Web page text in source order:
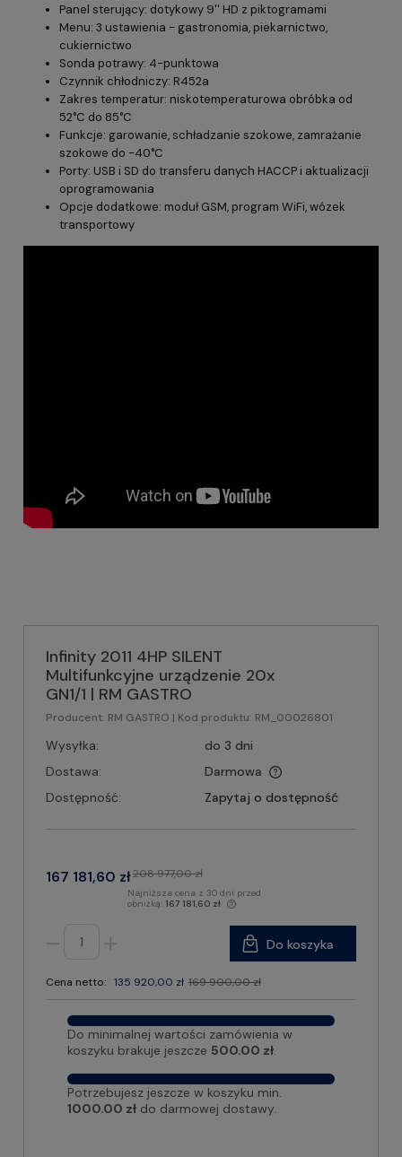
Panel sterujący: dotykowy 9'' HD z piktogramami
Menu: 3 ustawienia - gastronomia, piekarnictwo,
cukiernictwo
Sonda potrawy: 4-punktowa
Czynnik chłodniczy: R452a
Zakres temperatur: niskotemperaturowa obróbka od
52°C do 85°C
Funkcje: garowanie, schładzanie szokowe, zamrażanie
szokowe do -40°C
Porty: USB i SD do transferu danych HACCP i aktualizacji
oprogramowania
Opcje dodatkowe: moduł GSM, program WiFi, wózek
transportowy
Infinity 2011 4HP SILENT
Multifunkcyjne urządzenie 20x
GN1/1 | RM GASTRO
Producent: RM GASTRO | Kod produktu: RM_00026801
Wysyłka:
do 3 dni
Dostawa:
Darmowa
Dostępność:
Zapytaj o dostępność
167 181,60 zł208 977,00 zł
Najniższa cena z 30 dni przed
obniżką: 167 181,60 zł
Cena netto: 135 920,00 zł 169 900,00 zł
Do koszyka
Do minimalnej wartości zamówienia w
koszyku brakuje jeszcze 500.00 zł.
Potrzebujesz jeszcze w koszyku min.
1000.00 zł do darmowej dostawy.